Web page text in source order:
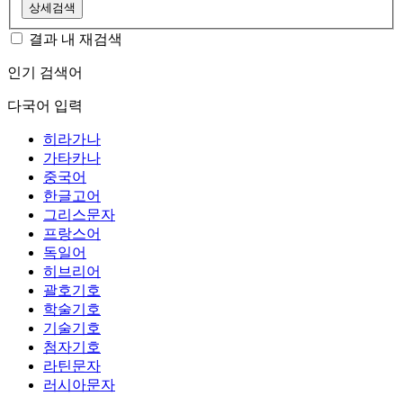
상세검색
결과 내 재검색
인기 검색어
다국어 입력
히라가나
가타카나
중국어
한글고어
그리스문자
프랑스어
독일어
히브리어
괄호기호
학술기호
기술기호
첨자기호
라틴문자
러시아문자